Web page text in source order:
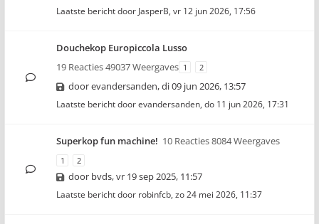
Laatste bericht door JasperB, vr 12 jun 2026, 17:56
Douchekop Europiccola Lusso
19 Reacties 49037 Weergaves 1 2
doorevandersanden,di 09 jun 2026, 13:57
Laatste bericht doorevandersanden, do 11 jun 2026, 17:31
Superkop fun machine! 10 Reacties 8084 Weergaves
1 2
door bvds,vr 19 sep 2025, 11:57
Laatste bericht door robinfcb, zo 24 mei 2026, 11:37